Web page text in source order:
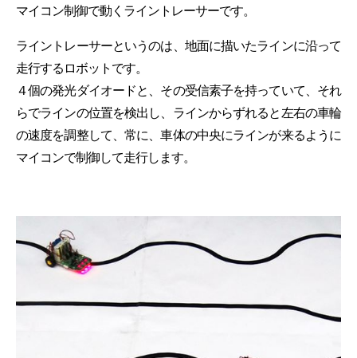
マイコン制御で動くライントレーサーです。
ライントレーサーというのは、地面に描いたラインに沿って
走行するロボットです。
４個の発光ダイオードと、その受信素子を持っていて、それ
らでラインの位置を検出し、ラインからずれると左右の車輪
の速度を調整して、常に、車体の中央にラインが来るように
マイコンで制御して走行します。